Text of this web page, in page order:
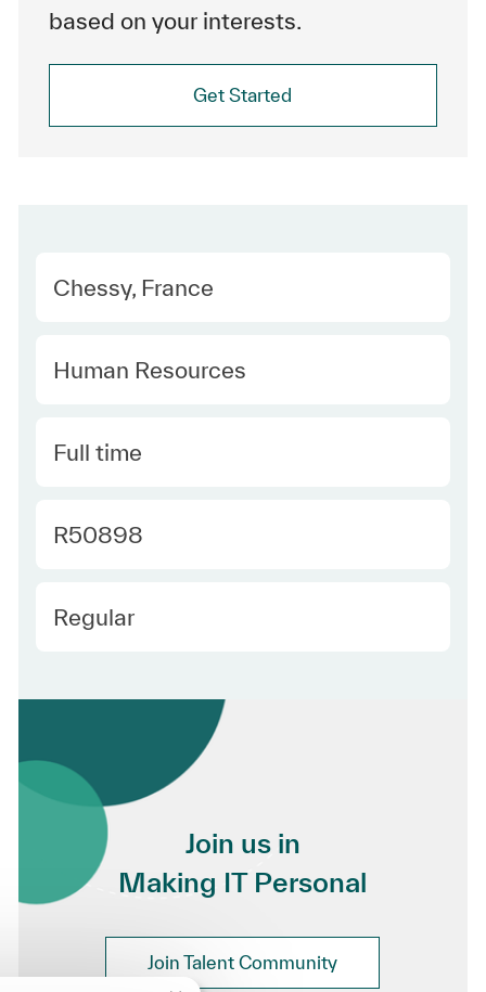
based on your interests.
Get Started
Location
Chessy, France
Category
Human Resources
Type
Full time
Required Id
R50898
Employee Type
Regular
Join us in
Making IT Personal
Join Talent Community